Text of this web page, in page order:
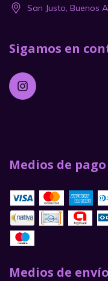
San Justo, Buenos
Sigamos en
Medios de pago
Medios de envío